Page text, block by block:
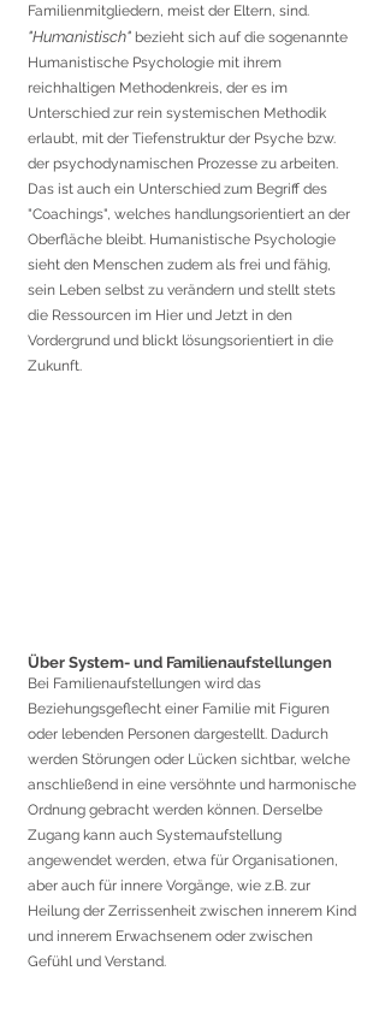
Familienmitgliedern, meist der Eltern, sind.
"Humanistisch" bezieht sich auf die sogenannte
Humanistische Psychologie mit ihrem
reichhaltigen Methodenkreis, der es im
Unterschied zur rein systemischen Methodik
erlaubt, mit der Tiefenstruktur der Psyche bzw.
der psychodynamischen Prozesse zu arbeiten.
Das ist auch ein Unterschied zum Begriff des
"Coachings", welches handlungsorientiert an der
Oberfläche bleibt. Humanistische Psychologie
sieht den Menschen zudem als frei und fähig,
sein Leben selbst zu verändern und stellt stets
die Ressourcen im Hier und Jetzt in den
Vordergrund und blickt lösungsorientiert in die
Zukunft.
Über System- und Familienaufstellungen
Bei Familienaufstellungen wird das
Beziehungsgeflecht einer Familie mit Figuren
oder lebenden Personen dargestellt. Dadurch
werden Störungen oder Lücken sichtbar, welche
anschließend in eine versöhnte und harmonische
Ordnung gebracht werden können. Derselbe
Zugang kann auch Systemaufstellung
angewendet werden, etwa für Organisationen,
aber auch für innere Vorgänge, wie z.B. zur
Heilung der Zerrissenheit zwischen innerem Kind
und innerem Erwachsenem oder zwischen
Gefühl und Verstand.